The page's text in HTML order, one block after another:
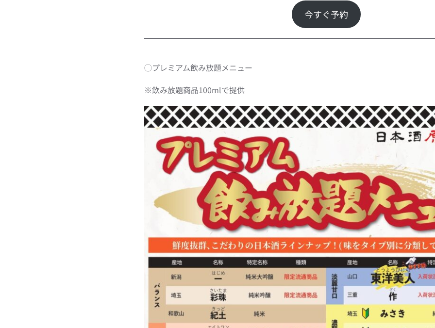
今すぐ予約
◯プレミアム飲み放題メニュー
※飲み放題商品100mlで提供